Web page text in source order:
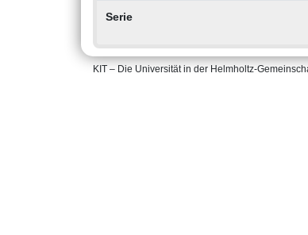
Serie
KIT – Die Universität in der Helmholtz-